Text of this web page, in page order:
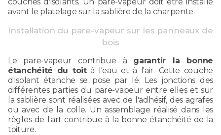
avant le platelage sur la sablière de la charpente.
Installation du pare-vapeur sur les panneaux de
bois
Le pare-vapeur contribue à garantir la bonne
étanchéité du toità l'eau et à l'air. Cette couche
d'isolant étanche se pose par lé. Les jonctions des
différentes parties du pare-vapeur entre elles et sur
la sablière sont réalisées avec de l'adhésif, des agrafes
ou avec de la colle. Un assemblage réalisé dans les
règles de l'art contribue à la bonne étanchéité de la
toiture.